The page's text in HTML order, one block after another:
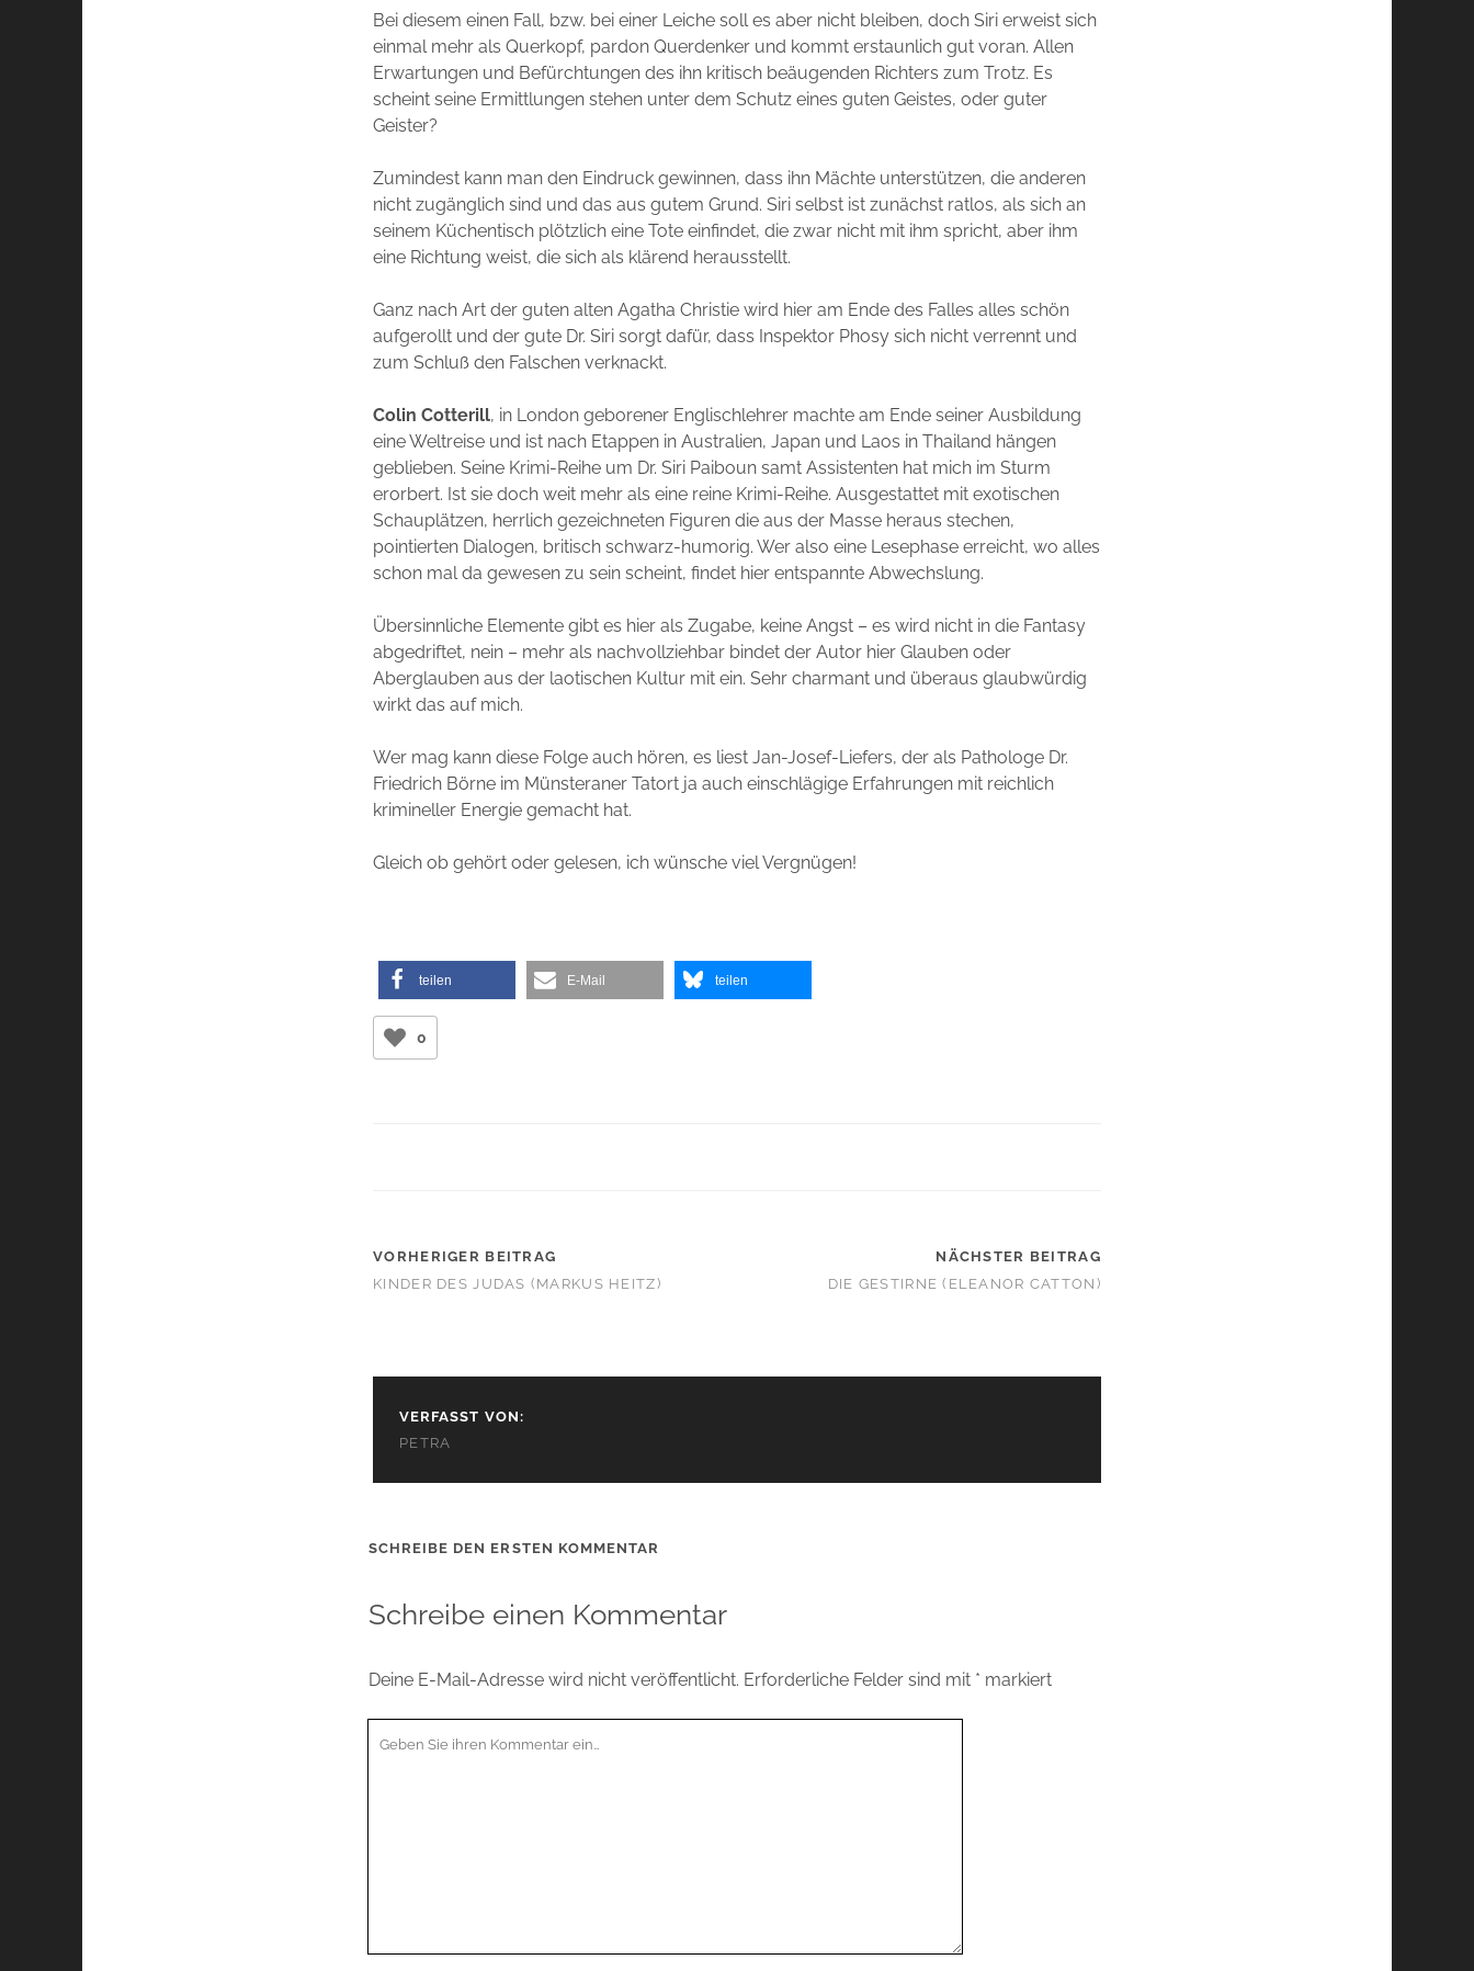
Bei diesem einen Fall, bzw. bei einer Leiche soll es aber nicht bleiben, doch Siri erweist sich
einmal mehr als Querkopf, pardon Querdenker und kommt erstaunlich gut voran. Allen
Erwartungen und Befürchtungen des ihn kritisch beäugenden Richters zum Trotz. Es
scheint seine Ermittlungen stehen unter dem Schutz eines guten Geistes, oder guter
Geister?
Zumindest kann man den Eindruck gewinnen, dass ihn Mächte unterstützen, die anderen
nicht zugänglich sind und das aus gutem Grund. Siri selbst ist zunächst ratlos, als sich an
seinem Küchentisch plötzlich eine Tote einfindet, die zwar nicht mit ihm spricht, aber ihm
eine Richtung weist, die sich als klärend herausstellt.
Ganz nach Art der guten alten Agatha Christie wird hier am Ende des Falles alles schön
aufgerollt und der gute Dr. Siri sorgt dafür, dass Inspektor Phosy sich nicht verrennt und
zum Schluß den Falschen verknackt.
Colin Cotterill, in London geborener Englischlehrer machte am Ende seiner Ausbildung
eine Weltreise und ist nach Etappen in Australien, Japan und Laos in Thailand hängen
geblieben. Seine Krimi-Reihe um Dr. Siri Paiboun samt Assistenten hat mich im Sturm
erorbert. Ist sie doch weit mehr als eine reine Krimi-Reihe. Ausgestattet mit exotischen
Schauplätzen, herrlich gezeichneten Figuren die aus der Masse heraus stechen,
pointierten Dialogen, britisch schwarz-humorig. Wer also eine Lesephase erreicht, wo alles
schon mal da gewesen zu sein scheint, findet hier entspannte Abwechslung.
Übersinnliche Elemente gibt es hier als Zugabe, keine Angst – es wird nicht in die Fantasy
abgedriftet, nein – mehr als nachvollziehbar bindet der Autor hier Glauben oder
Aberglauben aus der laotischen Kultur mit ein. Sehr charmant und überaus glaubwürdig
wirkt das auf mich.
Wer mag kann diese Folge auch hören, es liest Jan-Josef-Liefers, der als Pathologe Dr.
Friedrich Börne im Münsteraner Tatort ja auch einschlägige Erfahrungen mit reichlich
krimineller Energie gemacht hat.
Gleich ob gehört oder gelesen, ich wünsche viel Vergnügen!
teilen E-Mail teilen
0
VORHERIGER BEITRAG
KINDER DES JUDAS (MARKUS HEITZ)
NÄCHSTER BEITRAG
DIE GESTIRNE (ELEANOR CATTON)
VERFASST VON:
PETRA
SCHREIBE DEN ERSTEN KOMMENTAR
Schreibe einen Kommentar
Deine E-Mail-Adresse wird nicht veröffentlicht. Erforderliche Felder sind mit * markiert